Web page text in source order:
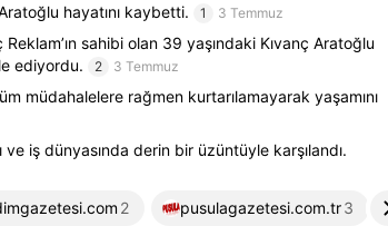
hayatını kaybetti.
1 3 Temmuz
sahibi olan 39 yaşındaki Kıvanç Aratoğlu
ediyordu.
2 3 Temmuz
müdahalelere rağmen kurtarılamayarak yaşamını
iş dünyasında derin bir üzüntüyle karşılandı.
2 pusulagazetesi.com.tr3